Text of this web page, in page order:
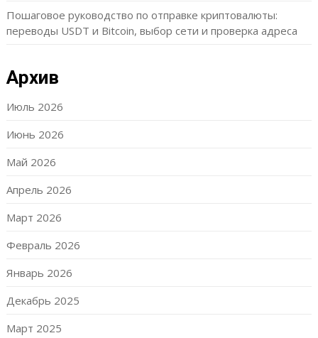
Пошаговое руководство по отправке криптовалюты:
переводы USDT и Bitcoin, выбор сети и проверка адреса
Архив
Июль 2026
Июнь 2026
Май 2026
Апрель 2026
Март 2026
Февраль 2026
Январь 2026
Декабрь 2025
Март 2025